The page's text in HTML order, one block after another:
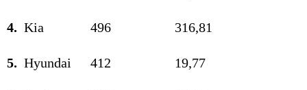
4. Kia 496 316,81
5. Hyundai 412 19,77